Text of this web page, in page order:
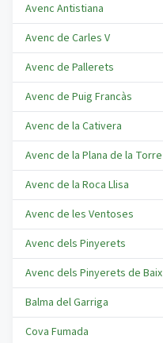
Avenc Antistiana
Avenc de Carles V
Avenc de Pallerets
Avenc de Puig Francàs
Avenc de la Cativera
Avenc de la Plana de la Torre
Avenc de la Roca Llisa
Avenc de les Ventoses
Avenc dels Pinyerets
Avenc dels Pinyerets de Baix
Balma del Garriga
Cova Fumada